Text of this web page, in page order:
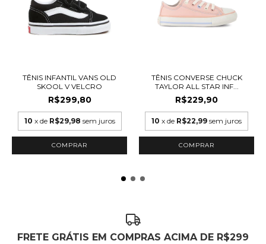
TÊNIS INFANTIL VANS OLD
SKOOL V VELCRO
R$299,80
10 x de R$29,98 sem juros
COMPRAR
TÊNIS CONVERSE CHUCK
TAYLOR ALL STAR INF...
R$229,90
10 x de R$22,99 sem juros
COMPRAR
FRETE GRÁTIS EM COMPRAS ACIMA DE R$299